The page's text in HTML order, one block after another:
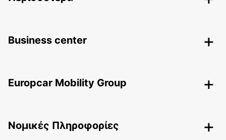
Business center
Europcar Mobility Group
Nομικές Πληροφορίες